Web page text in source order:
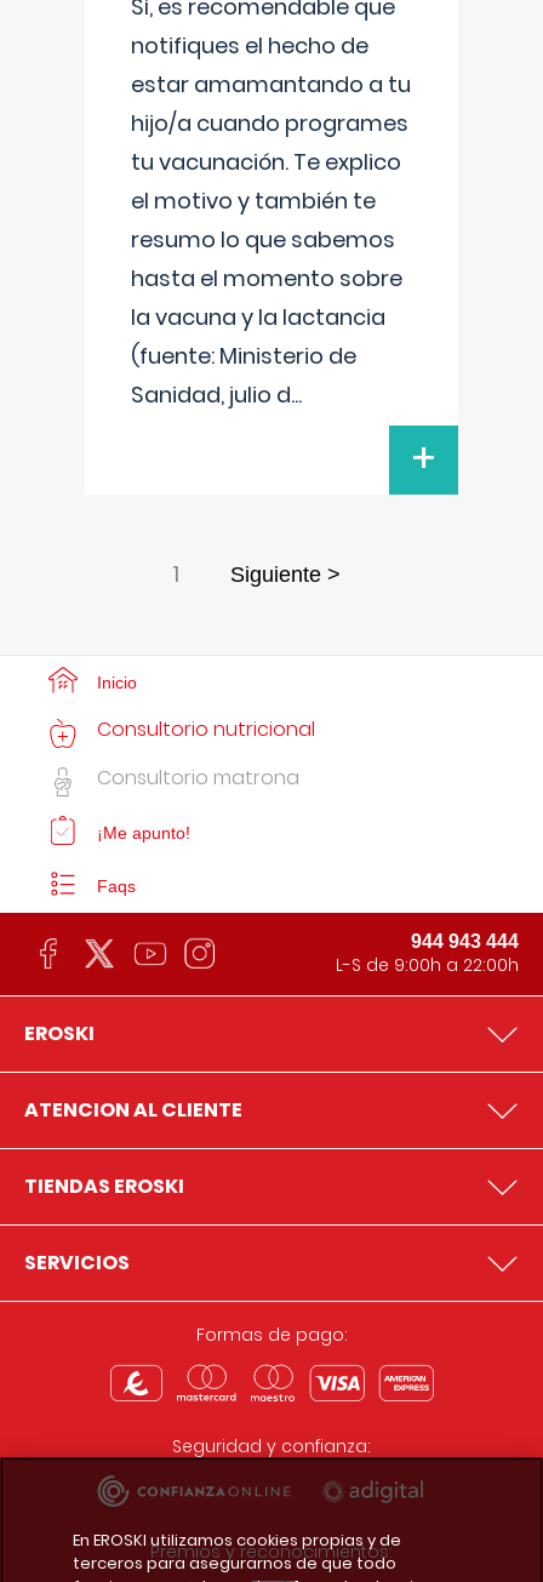
Sí, es recomendable que
notifiques el hecho de
estar amamantando a tu
hijo/a cuando programes
tu vacunación. Te explico
el motivo y también te
resumo lo que sabemos
hasta el momento sobre
la vacuna y la lactancia
(fuente: Ministerio de
Sanidad, julio d...
+
1 Siguiente >
Inicio
Consultorio nutricional
Consultorio matrona
¡Me apunto!
Faqs
944 943 444
L-S de 9:00h a 22:00h
EROSKI
ATENCION AL CLIENTE
TIENDAS EROSKI
SERVICIOS
Formas de pago:
Seguridad y confianza:
Premios y reconocimientos:
En EROSKI utilizamos cookies propias y de
terceros para asegurarnos de que todo